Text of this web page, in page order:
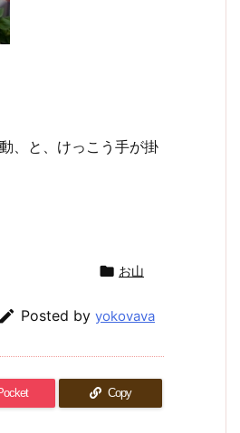
、と、けっこう手が掛
 お山
 Posted by yokovava
Copy